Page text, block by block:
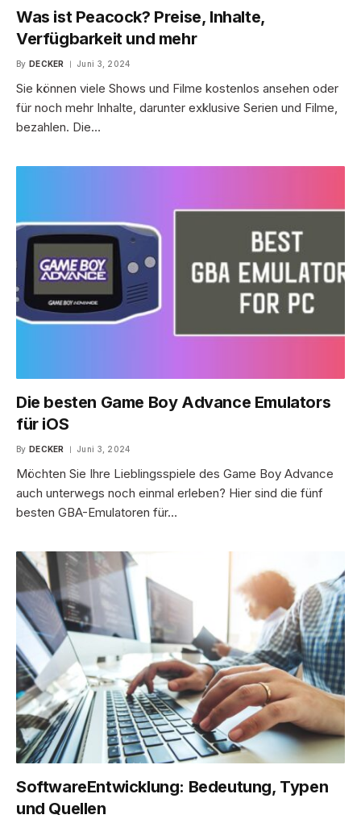
Was ist Peacock? Preise, Inhalte,
Verfügbarkeit und mehr
By DECKER Juni 3, 2024
Sie können viele Shows und Filme kostenlos ansehen oder
für noch mehr Inhalte, darunter exklusive Serien und Filme,
bezahlen. Die…
Die besten Game Boy Advance Emulators
für iOS
By DECKER Juni 3, 2024
Möchten Sie Ihre Lieblingsspiele des Game Boy Advance
auch unterwegs noch einmal erleben? Hier sind die fünf
besten GBA-Emulatoren für…
SoftwareEntwicklung: Bedeutung, Typen
und Quellen